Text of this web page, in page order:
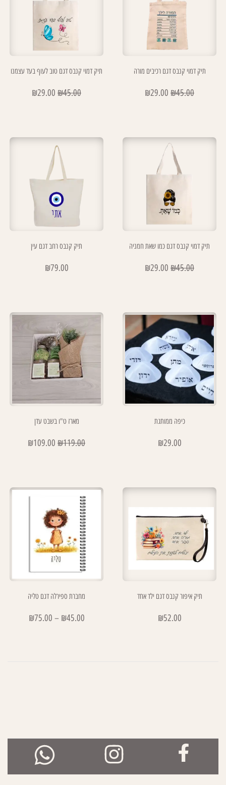
תיק דמוי קנבס דגם רכיבים מורה
₪45.00
₪29.00
תיק דמוי קנבס דגם טוב לעוף בעד עצמנו
₪45.00
₪29.00
תיק דמוי קנבס דגם כמו שאת חמניה
₪45.00
₪29.00
תיק קנבס רחב דגם עין
₪79.00
כיפה ממותגת
₪29.00
מארז ט"ו בשבט עדן
₪119.00
₪109.00
תיק איפור קנבס דגם ילד אחד
₪52.00
מחברת ספירלה דגם טליה
₪45.00
–
₪75.00